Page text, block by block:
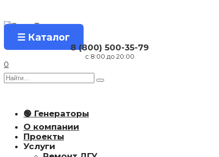
содержанию
☰ Каталог
8 (800) 500-35-79
с 8:00 до 20:00
0
Search
for:
🟢 Генераторы
О компании
Проекты
Услуги